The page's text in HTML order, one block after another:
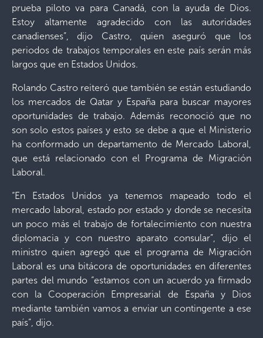
prueba piloto va para Canadá, con la ayuda de Dios.
Estoy altamente agradecido con las autoridades
canadienses”, dijo Castro, quien aseguró que los
periodos de trabajos temporales en este país serán más
largos que en Estados Unidos.
Rolando Castro reiteró que también se están estudiando
los mercados de Qatar y España para buscar mayores
oportunidades de trabajo. Además reconoció que no
son solo estos países y esto se debe a que el Ministerio
ha conformado un departamento de Mercado Laboral,
que está relacionado con el Programa de Migración
Laboral.
“En Estados Unidos ya tenemos mapeado todo el
mercado laboral, estado por estado y donde se necesita
un poco más el trabajo de fortalecimiento con nuestra
diplomacia y con nuestro aparato consular”, dijo el
ministro quien agregó que el programa de Migración
Laboral es una bitácora de oportunidades en diferentes
partes del mundo “estamos con un acuerdo ya firmado
con la Cooperación Empresarial de España y Dios
mediante también vamos a enviar un contingente a ese
país”, dijo.